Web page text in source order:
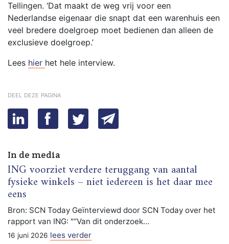
Tellingen. ‘Dat maakt de weg vrij voor een
Nederlandse eigenaar die snapt dat een warenhuis een
veel bredere doelgroep moet bedienen dan alleen de
exclusieve doelgroep.’
Lees hier het hele interview.
deel deze pagina
In de media
ING voorziet verdere teruggang van aantal
fysieke winkels – niet iedereen is het daar mee
eens
Bron: SCN Today Geïnterviewd door SCN Today over het
rapport van ING: "“Van dit onderzoek…
16 juni 2026 lees verder